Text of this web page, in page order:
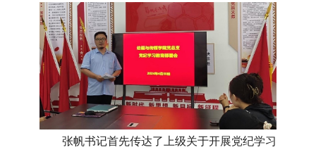
张帆书记首先传达了上级关于开展党纪学习